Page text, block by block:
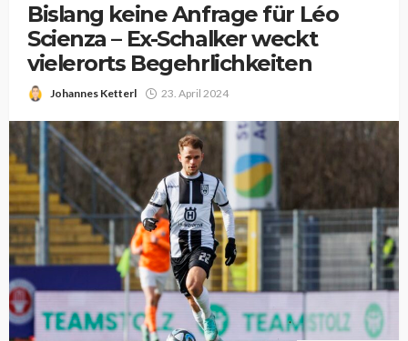
Bislang keine Anfrage für Léo
Scienza – Ex-Schalker weckt
vielerorts Begehrlichkeiten
Johannes Ketterl 23. April 2024